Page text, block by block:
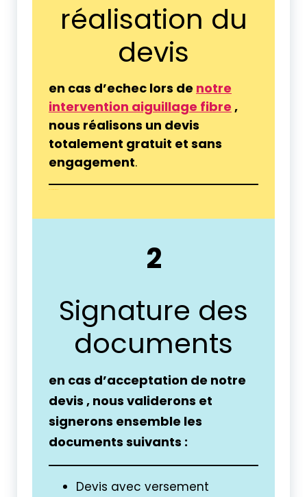
réalisation du
devis
en cas d’echec lors de notre
intervention aiguillage fibre ,
nous réalisons un devis
totalement gratuit et sans
engagement.
2
Signature des
documents
en cas d’acceptation de notre
devis , nous validerons et
signerons ensemble les
documents suivants :
Devis avec versement